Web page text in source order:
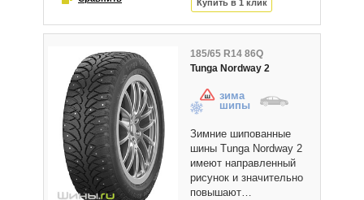
185/65 R14 86Q
Tunga Nordway 2
зима
шипы
Зимние шипованные
шины Tunga Nordway 2
имеют направленный
рисунок и значительно
повышают…